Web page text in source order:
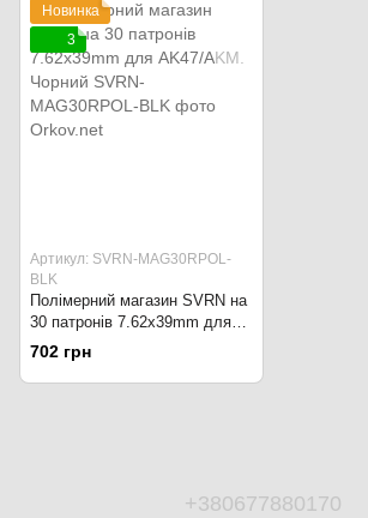
Новинка
3
Артикул: SVRN-MAG30RPOL-
BLK
Полімерний магазин SVRN на
30 патронів 7.62x39mm для
AK47/AKM. Чорний
702 грн
+380677880170